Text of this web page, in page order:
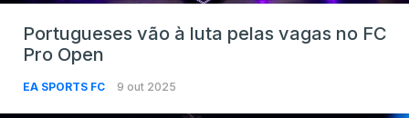
Portugueses vão à luta pelas vagas no FC
Pro Open
EA SPORTS FC 9 out 2025